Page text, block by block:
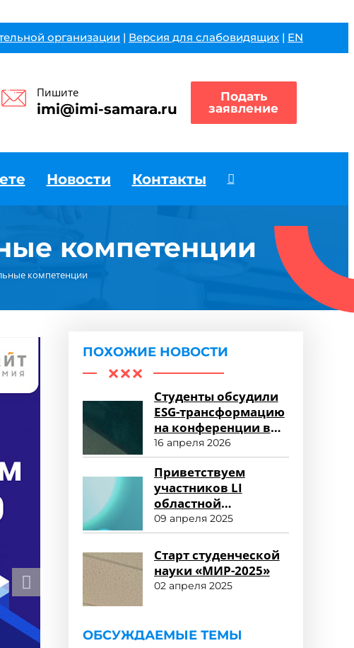
организации | Версия для слабовидящих | EN
Пишите
imi@imi-samara.ru
Подать
заявление
Новости Контакты
компетенции
компетенции
ПОХОЖИЕ НОВОСТИ
Студенты обсудили
ESG-трансформацию
на конференции в
Университете «МИР»
16 апреля 2026
Приветствуем
участников LI
областной
студенческой
научной
конференции!
09 апреля 2025
Старт студенческой
науки «МИР-2025»
02 апреля 2025
ОБСУЖДАЕМЫЕ ТЕМЫ